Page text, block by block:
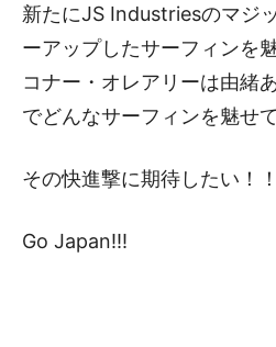
新たにJS Industriesのマジ
ーアップしたサーフィンを
コナー・オレアリーは由緒
でどんなサーフィンを魅せ
その快進撃に期待したい！！
Go Japan!!!